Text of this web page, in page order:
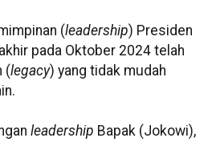
(leadership) Presiden
pada Oktober 2024 telah
(legacy) yang tidak mudah
leadership Bapak (Jokowi),